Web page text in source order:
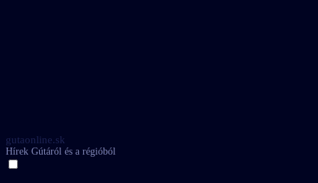
gutaonline.sk
Hírek Gútáról és a régióból